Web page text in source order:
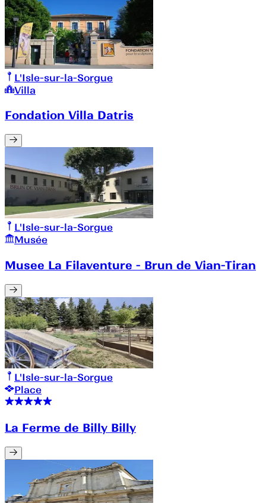
L'Isle-sur-la-Sorgue
Villa
Fondation Villa Datris
L'Isle-sur-la-Sorgue
Musée
Musee La Filaventure - Brun de Vian-Tiran
L'Isle-sur-la-Sorgue
Place
La Ferme de Billy Billy